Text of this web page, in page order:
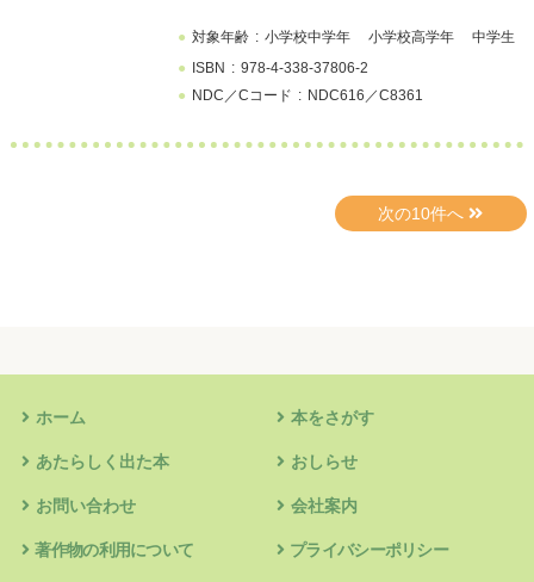
対象年齢 小学校中学年 小学校高学年
中学生
ISBN
978-4-338-37806-2
NDC／Cコード
NDC616／C8361
ホーム 本をさがす
あたらしく出た本 おしらせ
お問い合わせ 会社案内
著作物の利用について プライバシーポリシー